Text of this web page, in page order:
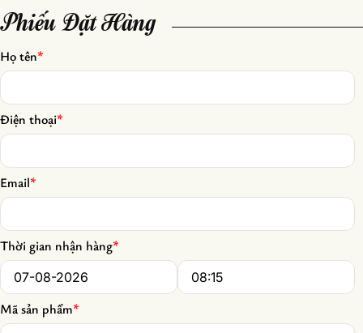
Phiếu Đặt Hàng
Họ tên*
Điện thoại*
Email*
Thời gian nhận hàng*
Date* Time*
Mã sản phẩm*